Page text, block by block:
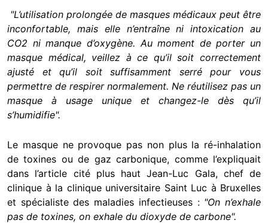
"L’utilisation prolongée de masques médicaux peut être
inconfortable, mais elle n’entraîne ni intoxication au
CO2 ni manque d’oxygène. Au moment de porter un
masque médical, veillez à ce qu’il soit correctement
ajusté et qu’il soit suffisamment serré pour vous
permettre de respirer normalement. Ne réutilisez pas un
masque à usage unique et changez-le dès qu’il
s’humidifie".
Le masque ne provoque pas non plus la ré-inhalation
de toxines ou de gaz carbonique, comme l’expliquait
dans l’article cité plus haut Jean-Luc Gala, chef de
clinique à la clinique universitaire Saint Luc à Bruxelles
et spécialiste des maladies infectieuses : "On n’exhale
pas de toxines, on exhale du dioxyde de carbone".